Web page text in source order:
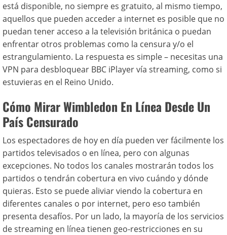
está disponible, no siempre es gratuito, al mismo tiempo,
aquellos que pueden acceder a internet es posible que no
puedan tener acceso a la televisión británica o puedan
enfrentar otros problemas como la censura y/o el
estrangulamiento. La respuesta es simple – necesitas una
VPN para desbloquear BBC iPlayer vía streaming, como si
estuvieras en el Reino Unido.
Cómo Mirar Wimbledon En Línea Desde Un
País Censurado
Los espectadores de hoy en día pueden ver fácilmente los
partidos televisados ​​o en línea, pero con algunas
excepciones. No todos los canales mostrarán todos los
partidos o tendrán cobertura en vivo cuándo y dónde
quieras. Esto se puede aliviar viendo la cobertura en
diferentes canales o por internet, pero eso también
presenta desafíos. Por un lado, la mayoría de los servicios
de streaming en línea tienen geo-restricciones en su